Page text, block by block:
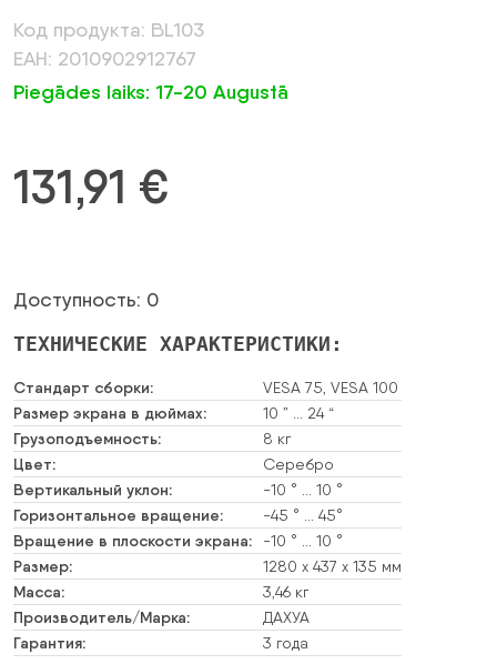
Код продукта: BL103
ЕАН: 2010902912767
Piegādes laiks: 17-20 Augustā
131,91 €
Доступность: 0
ТЕХНИЧЕСКИЕ ХАРАКТЕРИСТИКИ:
Стандарт сборки: VESA 75, VESA 100
Размер экрана в дюймах: 10 ” … 24 “
Грузоподъемность: 8 кг
Цвет: Серебро
Вертикальный уклон: -10 ° … 10 °
Горизонтальное вращение: -45 ° … 45°
Вращение в плоскости экрана: -10 ° … 10 °
Размер: 1280 х 437 х 135 мм
Масса: 3,46 кг
Производитель/Марка: ДАХУА
Гарантия: 3 года